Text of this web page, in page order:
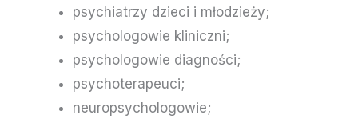
psychiatrzy dzieci i młodzieży;
psychologowie kliniczni;
psychologowie diagności;
psychoterapeuci;
neuropsychologowie;